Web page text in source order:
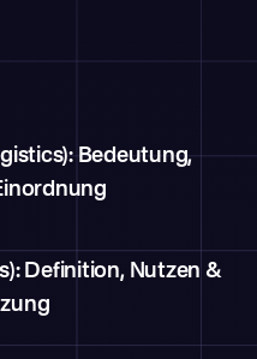
Bedeutung,
Definition, Nutzen &